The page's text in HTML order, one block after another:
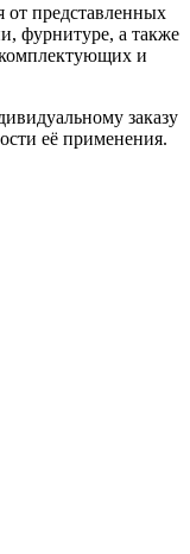
от представленных
фурнитуре, а также
и
заказу
её применения.